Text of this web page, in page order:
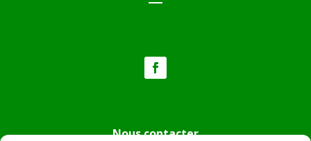
Nous contacter